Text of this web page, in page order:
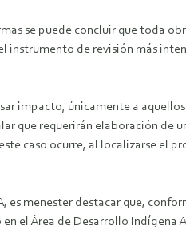
se puede concluir que toda
instrumento de revisión más
impacto, únicamente a aquellos
que requerirán elaboración de
caso ocurre, al localizarse el
es menester destacar que,
el Área de Desarrollo Indígena